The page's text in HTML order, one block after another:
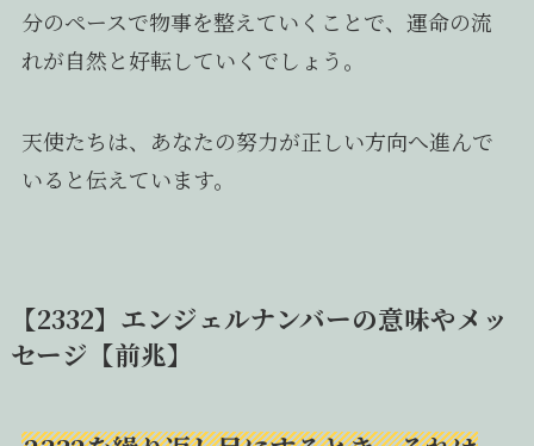
分のペースで物事を整えていくことで、運命の流
れが自然と好転していくでしょう。
天使たちは、あなたの努力が正しい方向へ進んで
いると伝えています。
【2332】エンジェルナンバーの意味やメッ
セージ【前兆】